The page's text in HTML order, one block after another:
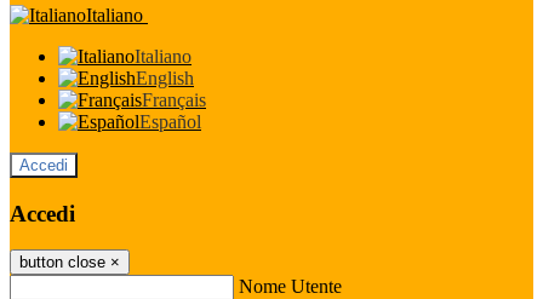
Italiano
Italiano
English
Français
Español
Accedi
Accedi
button close ×
Nome Utente